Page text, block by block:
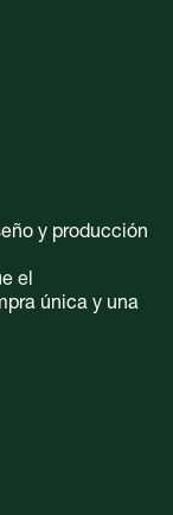
y producción
el
única y una